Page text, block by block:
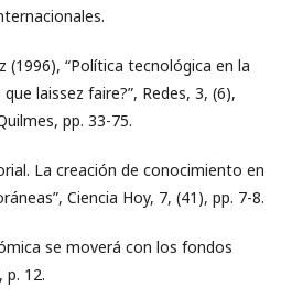
(1996), “Política tecnológica en la
laissez faire?”, Redes, 3, (6),
pp. 33-75.
La creación de conocimiento en
Ciencia Hoy, 7, (41), pp. 7-8.
se moverá con los fondos
p. 12.